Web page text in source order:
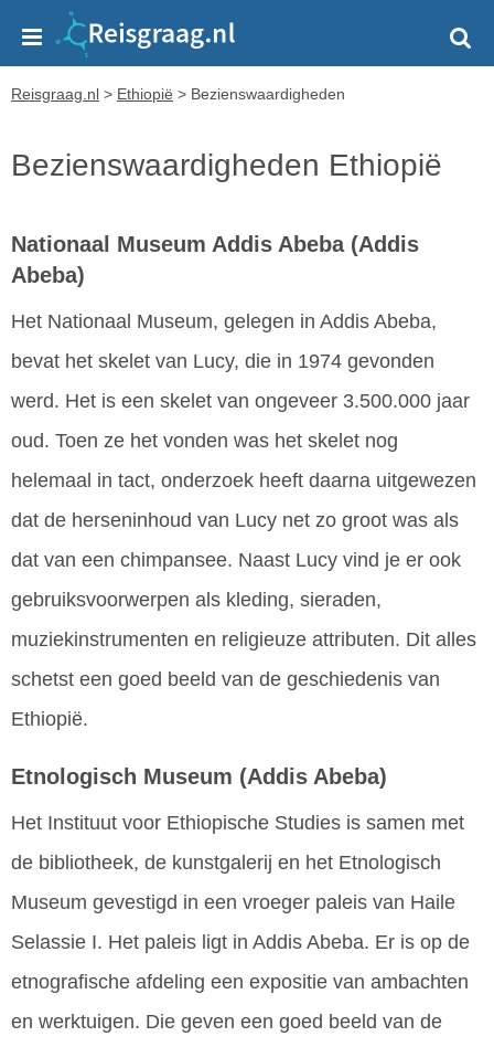
Reisgraag.nl > Ethiopië > Bezienswaardigheden
Bezienswaardigheden Ethiopië
Nationaal Museum Addis Abeba (Addis
Abeba)
Het Nationaal Museum, gelegen in Addis Abeba,
bevat het skelet van Lucy, die in 1974 gevonden
werd. Het is een skelet van ongeveer 3.500.000 jaar
oud. Toen ze het vonden was het skelet nog
helemaal in tact, onderzoek heeft daarna uitgewezen
dat de herseninhoud van Lucy net zo groot was als
dat van een chimpansee. Naast Lucy vind je er ook
gebruiksvoorwerpen als kleding, sieraden,
muziekinstrumenten en religieuze attributen. Dit alles
schetst een goed beeld van de geschiedenis van
Ethiopië.
Etnologisch Museum (Addis Abeba)
Het Instituut voor Ethiopische Studies is samen met
de bibliotheek, de kunstgalerij en het Etnologisch
Museum gevestigd in een vroeger paleis van Haile
Selassie I. Het paleis ligt in Addis Abeba. Er is op de
etnografische afdeling een expositie van ambachten
en werktuigen. Die geven een goed beeld van de